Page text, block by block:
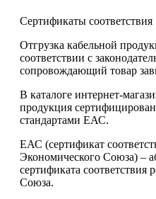
Сертификаты соответствия
Отгрузка кабельной
соответствии с
сопровождающий товар
В каталоге интернет-
продукция
стандартами ЕАС.
ЕАС (сертификат
Экономического Союза) –
сертификата соответствия
Союза.